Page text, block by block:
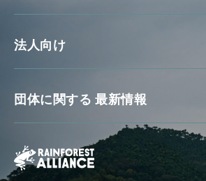
法人向け
団体に関する 最新情報